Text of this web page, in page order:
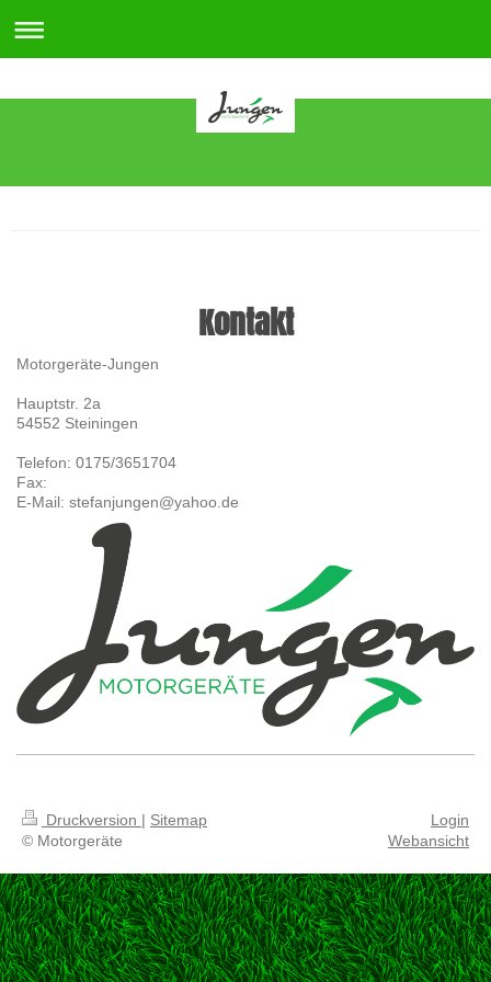
Kontakt
Motorgeräte-Jungen
Hauptstr. 2a
54552 Steiningen
Telefon: 0175/3651704
Fax:
E-Mail: stefanjungen@yahoo.de
Druckversion | Sitemap
© Motorgeräte
Login
Webansicht